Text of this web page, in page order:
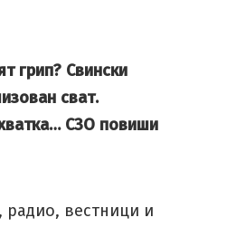
грип? Свински
сват.
СЗО повиши
радио, вестници и